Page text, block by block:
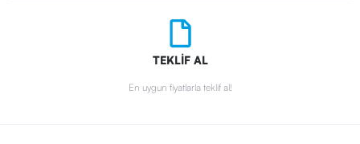
TEKLİF AL
En uygun fiyatlarla teklif al!